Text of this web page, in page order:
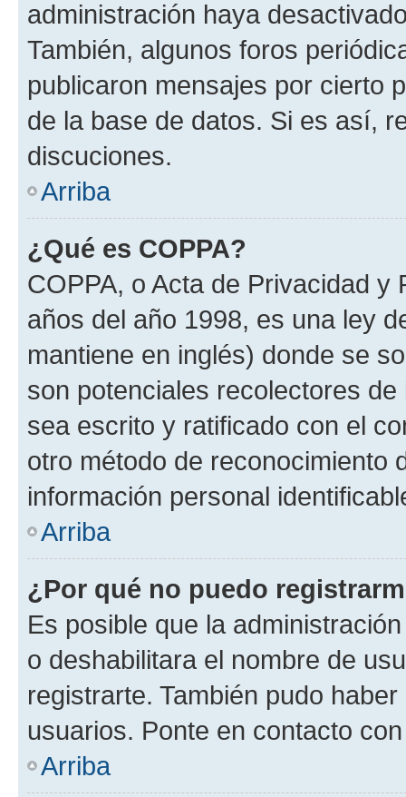
administración haya
También, algunos foros
publicaron mensajes por cierto
de la base de datos. Si es así,
discuciones.
Arriba
¿Qué es COPPA?
COPPA, o Acta de Privacidad
años del año 1998, es una ley
mantiene en inglés) donde se
son potenciales recolectores
sea escrito y ratificado con el
otro método de reconocimiento
información personal
Arriba
¿Por qué no puedo
Es posible que la
o deshabilitara el nombre de
registrarte. También pudo
usuarios. Ponte en contacto
Arriba